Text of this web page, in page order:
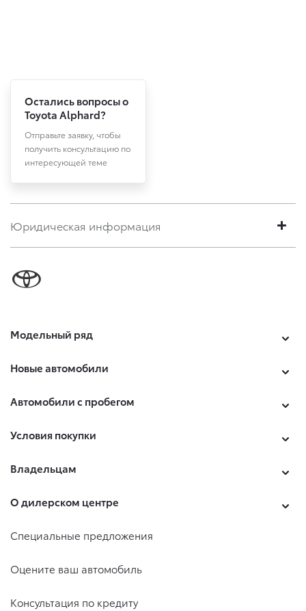
Остались вопросы о
Toyota Alphard?
Отправьте заявку, чтобы
получить консультацию по
интересующей теме
Юридическая информация
Модельный ряд
Новые автомобили
Автомобили с пробегом
Условия покупки
Владельцам
О дилерском центре
Специальные предложения
Оцените ваш автомобиль
Консультация по кредиту